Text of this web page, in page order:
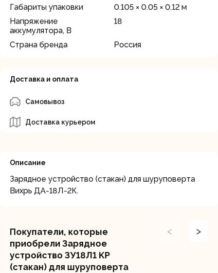
Габариты упаковки
0.105 × 0.05 × 0.12 м
Напряжение
аккумулятора, В
18
Страна бренда Россия
Доставка и оплата
Самовывоз
Доставка курьером
Описание
Зарядное устройство (стакан) для шуруповерта
Вихрь ДА-18Л-2К.
Покупатели, которые
приобрели Зарядное
устройство ЗУ18Л1 KP
(стакан) для шуруповерта
< >